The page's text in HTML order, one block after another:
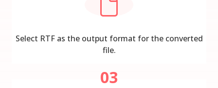
Select RTF as the output format for the converted
file.
03